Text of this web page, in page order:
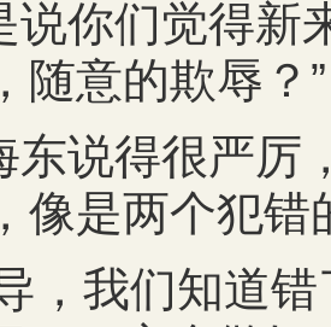
说你们觉得新
随意的欺辱？”
东说得很严厉
像是两个犯错
，我们知道